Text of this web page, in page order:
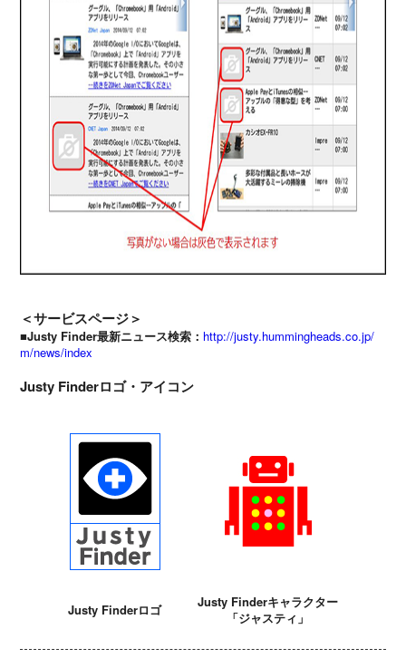
＜サービスページ＞
■Justy Finder最新ニュース検索： http://justy.hummingheads.co.jp/
m/news/index
Justy Finderロゴ・アイコン
Justy Finderロゴ
Justy Finderキャラクター
「ジャスティ」